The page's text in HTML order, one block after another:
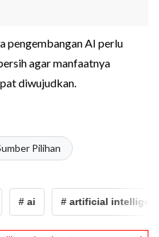
pengembangan AI perlu
agar manfaatnya
diwujudkan.
Pilihan
# ai # artificial intelligence